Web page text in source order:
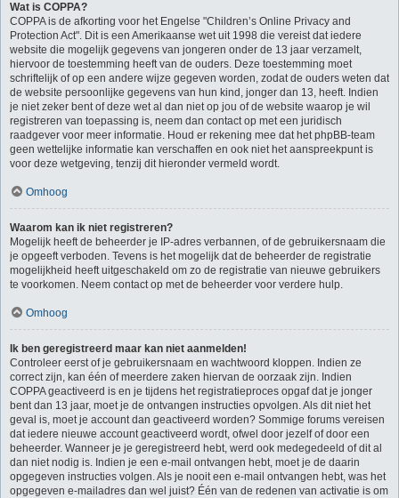
Wat is COPPA?
COPPA is de afkorting voor het Engelse "Children’s Online Privacy and
Protection Act". Dit is een Amerikaanse wet uit 1998 die vereist dat iedere
website die mogelijk gegevens van jongeren onder de 13 jaar verzamelt,
hiervoor de toestemming heeft van de ouders. Deze toestemming moet
schriftelijk of op een andere wijze gegeven worden, zodat de ouders weten dat
de website persoonlijke gegevens van hun kind, jonger dan 13, heeft. Indien
je niet zeker bent of deze wet al dan niet op jou of de website waarop je wil
registreren van toepassing is, neem dan contact op met een juridisch
raadgever voor meer informatie. Houd er rekening mee dat het phpBB-team
geen wettelijke informatie kan verschaffen en ook niet het aanspreekpunt is
voor deze wetgeving, tenzij dit hieronder vermeld wordt.
Omhoog
Waarom kan ik niet registreren?
Mogelijk heeft de beheerder je IP-adres verbannen, of de gebruikersnaam die
je opgeeft verboden. Tevens is het mogelijk dat de beheerder de registratie
mogelijkheid heeft uitgeschakeld om zo de registratie van nieuwe gebruikers
te voorkomen. Neem contact op met de beheerder voor verdere hulp.
Omhoog
Ik ben geregistreerd maar kan niet aanmelden!
Controleer eerst of je gebruikersnaam en wachtwoord kloppen. Indien ze
correct zijn, kan één of meerdere zaken hiervan de oorzaak zijn. Indien
COPPA geactiveerd is en je tijdens het registratieproces opgaf dat je jonger
bent dan 13 jaar, moet je de ontvangen instructies opvolgen. Als dit niet het
geval is, moet je account dan geactiveerd worden? Sommige forums vereisen
dat iedere nieuwe account geactiveerd wordt, ofwel door jezelf of door een
beheerder. Wanneer je je geregistreerd hebt, werd ook medegedeeld of dit al
dan niet nodig is. Indien je een e-mail ontvangen hebt, moet je de daarin
opgegeven instructies volgen. Als je nooit een e-mail ontvangen hebt, was het
opgegeven e-mailadres dan wel juist? Één van de redenen van activatie is om